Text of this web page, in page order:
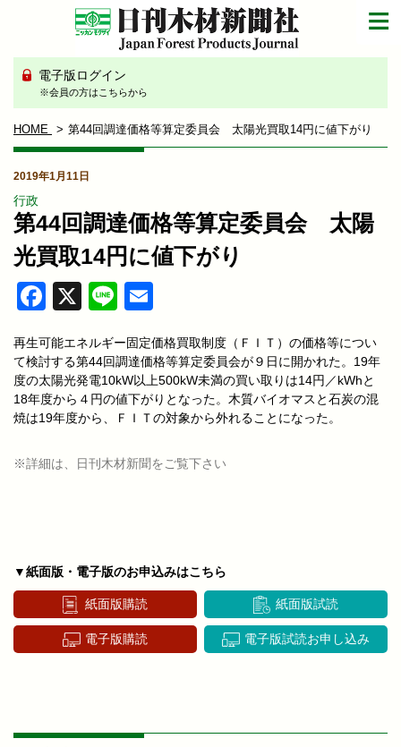
電子版ログイン
※会員の方はこちらから
HOME 第44回調達価格等算定委員会 太陽光買取14円に値下がり
2019年1月11日
行政
第44回調達価格等算定委員会 太陽
光買取14円に値下がり
Facebook
X Line
再生可能エネルギー固定価格買取制度（ＦＩＴ）の価格等につい
て検討する第44回調達価格等算定委員会が９日に開かれた。19年
度の太陽光発電10kW以上500kW未満の買い取りは14円／kWhと
18年度から４円の値下がりとなった。木質バイオマスと石炭の混
焼は19年度から、ＦＩＴの対象から外れることになった。
※詳細は、日刊木材新聞をご覧下さい
▼紙面版・電子版のお申込みはこちら
紙面版購読 紙面版試読
電子版購読 電子版試読お申し込み